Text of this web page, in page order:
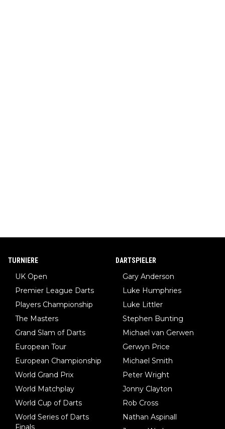
TURNIERE
UK Open
Premier League Darts
Players Championship
The Masters
Grand Slam of Darts
European Tour
European Championship
World Grand Prix
World Matchplay
World Cup of Darts
World Series of Darts
Finals
DARTSPIELER
Gary Anderson
Luke Humphries
Luke Littler
Stephen Bunting
Michael van Gerwen
Gerwyn Price
Michael Smith
Peter Wright
Jonny Clayton
Rob Cross
Nathan Aspinall